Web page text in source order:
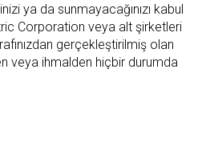
ya da sunmayacağınızı kabul
Corporation veya alt şirketleri
gerçekleştirilmiş olan
veya ihmalden hiçbir durumda